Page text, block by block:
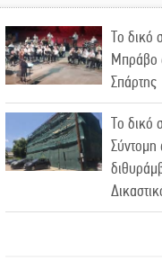
Οδύνη
χαμό
σε
Μια
Το δικό
Μπράβο
Σπάρτης
Το δικό
Σύντομη
Το